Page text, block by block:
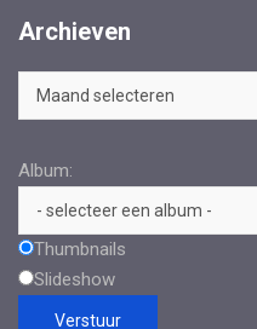
Archieven
Archieven
Album:
Thumbnails
Slideshow